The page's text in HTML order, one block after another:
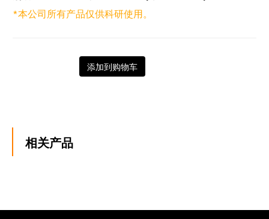
*本公司所有产品仅供科研使用。
添加到购物车
相关产品